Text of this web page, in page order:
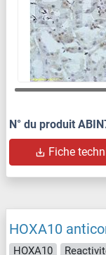
N° du produit
Fiche
HOXA10
HOXA10